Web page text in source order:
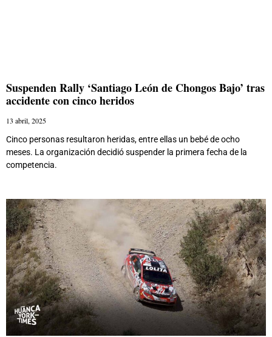
Suspenden Rally ‘Santiago León de Chongos Bajo’ tras
accidente con cinco heridos
13 abril, 2025
Cinco personas resultaron heridas, entre ellas un bebé de ocho
meses. La organización decidió suspender la primera fecha de la
competencia.